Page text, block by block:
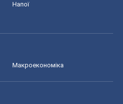
Напої
Макроекономіка